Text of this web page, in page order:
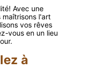
Avec une
l'art
vos rêves
vous en un lieu
à